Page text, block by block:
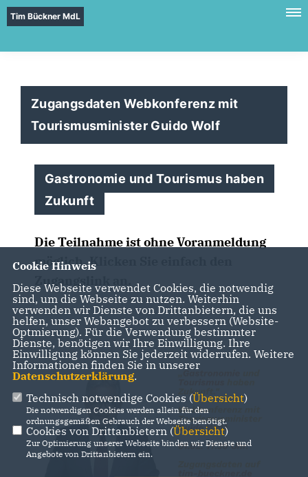
Tim Bückner MdL
Zugangsdaten Webkonferenz mit
Tourismusminister Guido Wolf
Gastronomie und Tourismus haben
Zukunft
Die Teilnahme ist ohne Voranmeldung
möglich. Klicken Sie einfach den
Zugangslink an.
Cookie Hinweis
Diese Webseite verwendet Cookies, die notwendig
sind, um die Webseite zu nutzen. Weiterhin
verwenden wir Dienste von Drittanbietern, die uns
helfen, unser Webangebot zu verbessern (Website-
Optmierung). Für die Verwendung bestimmter
Dienste, benötigen wir Ihre Einwilligung. Ihre
Einwilligung können Sie jederzeit widerrufen. Weitere
Informationen finden Sie in unserer
Datenschutzerklärung.
Technisch notwendige Cookies (Übersicht)
Die notwendigen Cookies werden allein für den
ordnungsgemäßen Gebrauch der Webseite benötigt.
Cookies von Drittanbietern (Übersicht)
Zur Optimierung unserer Webseite binden wir Dienste und
Angebote von Drittanbietern ein.